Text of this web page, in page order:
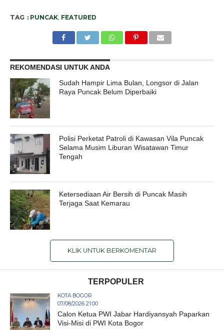
TAG : PUNCAK, FEATURED
REKOMENDASI UNTUK ANDA
Sudah Hampir Lima Bulan, Longsor di Jalan
Raya Puncak Belum Diperbaiki
Polisi Perketat Patroli di Kawasan Vila Puncak
Selama Musim Liburan Wisatawan Timur
Tengah
Ketersediaan Air Bersih di Puncak Masih
Terjaga Saat Kemarau
KLIK UNTUK BERKOMENTAR
TERPOPULER
KOTA BOGOR
07/08/2026 21:00
Calon Ketua PWI Jabar Hardiyansyah Paparkan
Visi-Misi di PWI Kota Bogor